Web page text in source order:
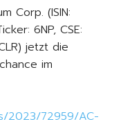
Corp. (ISIN:
6NP, CSE:
jetzt die
im
2023/72959/AC-